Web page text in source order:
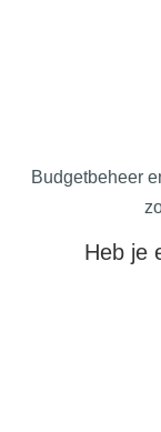
Budgetbeheer
Heb je